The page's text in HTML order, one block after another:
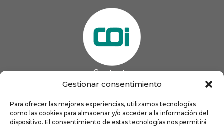
Gestionar consentimiento
Para ofrecer las mejores experiencias, utilizamos tecnologías
como las cookies para almacenar y/o acceder a la información del
dispositivo. El consentimiento de estas tecnologías nos permitirá
Contacto
 coigijon@gmail.com
Horario
Lun
9:00 a 13:00 - 16:00 a 21:00